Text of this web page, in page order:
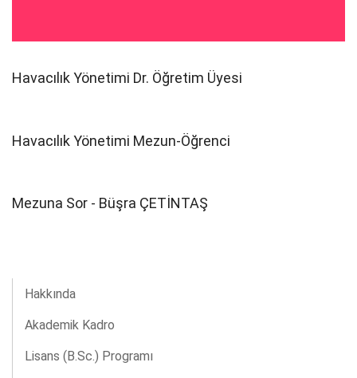
Havacılık Yönetimi Dr. Öğretim Üyesi
Havacılık Yönetimi Mezun-Öğrenci
Mezuna Sor - Büşra ÇETİNTAŞ
Hakkında
Akademik Kadro
Lisans (B.Sc.) Programı